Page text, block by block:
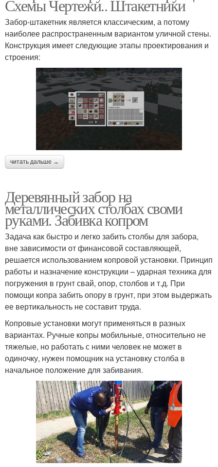
Схемы Чертежи.. Штакетники
Забор-штакетник является классическим, а потому
наиболее распространенным вариантом уличной стены.
Конструкция имеет следующие этапы проектирования и
строения:
читать дальше →
Деревянный забор на
металлических столбах своми
руками. Забивка копром
Задача как быстро и легко забить столбы для забора,
вне зависимости от финансовой составляющей,
решается использованием копровой установки. Принцип
работы и назначение конструкции – ударная техника для
погружения в грунт свай, опор, столбов и т.д. При
помощи копра забить опору в грунт, при этом выдержать
ее вертикальность не составит труда.
Копровые установки могут применяться в разных
вариантах. Ручные копры мобильные, относительно не
тяжелые, но работать с ними человек не может в
одиночку, нужен помощник на установку столба в
начальное положение для забивания.